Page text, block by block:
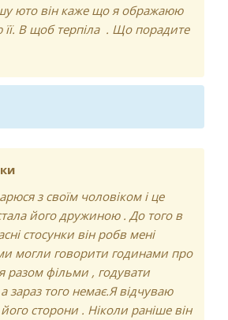
юто він каже що я ображаюю
В щоб терпіла . Що порадите
стосунки
з своїм чоловіком і це
його дружиною . До того в
стосунки він робв мені
могли говорити годинами про
разом фільми , годувати
зараз того немає.Я відчуваю
сторони . Ніколи раніше він